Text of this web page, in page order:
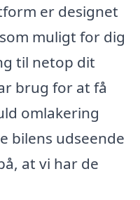
er designet
muligt for dig
til netop dit
brug for at få
omlakering
bilens udseende
at vi har de